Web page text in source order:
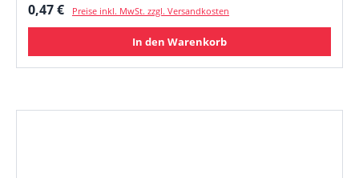
Regulärer Preis:
0,47 € Preise inkl. MwSt. zzgl. Versandkosten
In den Warenkorb